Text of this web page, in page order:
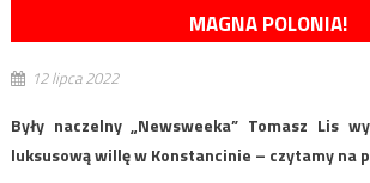
MAGNA POLONIA!
12 lipca 2022
Były naczelny „Newsweeka” Tomasz Lis
luksusową willę w Konstancinie – czytamy na